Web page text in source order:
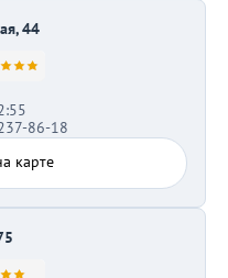
44
86-18
карте